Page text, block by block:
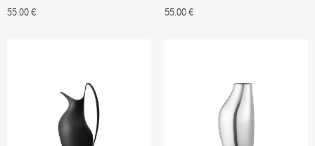
55.00€ 55.00€